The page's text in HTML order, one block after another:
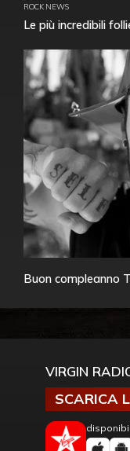
ROCK NEWS
Le più incredibili
Buon compleanno
VIRGIN
SCARICA